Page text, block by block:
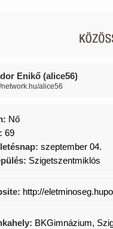
Enikő (alice56)
network.hu/alice56
Nő
69
szeptember 04.
Szigetszentmiklós
http://
BKGimnázium,